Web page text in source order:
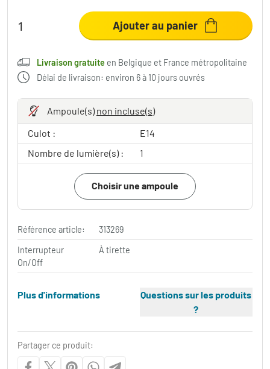
Ajouter au panier
Livraison gratuite en Belgique et France métropolitaine
Délai de livraison: environ 6 à 10 jours ouvrés
Ampoule(s)non incluse(s)
Culot :
E14
Nombre de lumière(s) :
1
Choisir une ampoule
Référence article:
313269
Interrupteur
On/Off
À tirette
Plus d'informations
Questions sur les produits
?
Partager ce produit: